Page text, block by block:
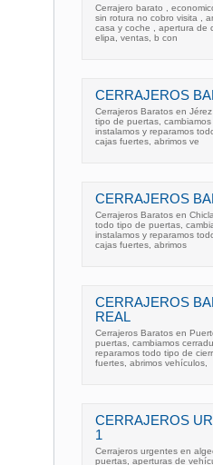
Cerrajero barato ,
sin rotura no cobro visita ,
casa y coche , apertura de
elipa, ventas, b con
CERRAJEROS
Cerrajeros Baratos en
tipo de puertas,
instalamos y reparamos
cajas fuertes, abrimos ve
CERRAJEROS
Cerrajeros Baratos en
todo tipo de puertas,
instalamos y reparamos
cajas fuertes, abrimos
CERRAJEROS
REAL
Cerrajeros Baratos en
puertas, cambiamos
reparamos todo tipo de
fuertes, abrimos vehículos,
CERRAJEROS
1
Cerrajeros urgentes en
puertas, aperturas de